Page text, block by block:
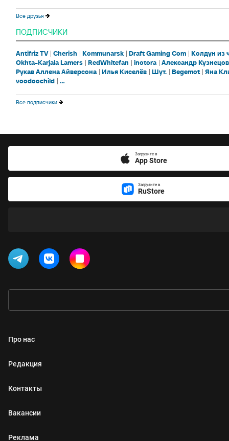
Все друзья
ПОДПИСЧИКИ
Antifriz TV Cherish Kommunarsk Draft Gaming Com Колдун из
Okhta-Karjala Lamers RedWhitefan inotora Александр Кузнецов
Рукав Аллена Айверсона Илья Киселёв Шут. Begemot Яна
voodoochild ...
Все подписчики
Загрузите в
App Store
Загрузите в
RuStore
Про нас
Редакция
Контакты
Вакансии
Реклама